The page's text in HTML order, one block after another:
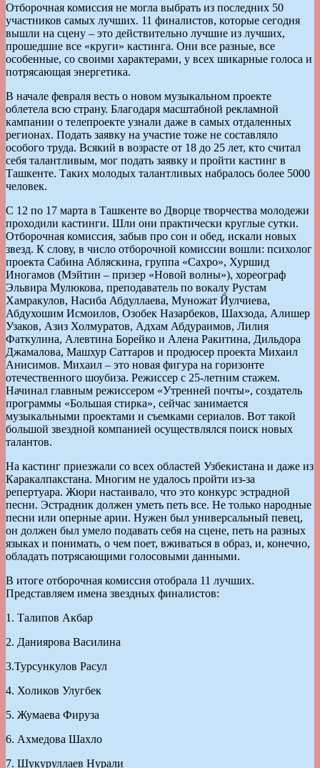
Отборочная комиссия не могла выбрать из последних 50
участников самых лучших. 11 финалистов, которые сегодня
вышли на сцену – это действительно лучшие из лучших,
прошедшие все «круги» кастинга. Они все разные, все
особенные, со своими характерами, у всех шикарные голоса и
потрясающая энергетика.
В начале февраля весть о новом музыкальном проекте
облетела всю страну. Благодаря масштабной рекламной
кампании о телепроекте узнали даже в самых отдаленных
регионах. Подать заявку на участие тоже не составляло
особого труда. Всякий в возрасте от 18 до 25 лет, кто считал
себя талантливым, мог подать заявку и пройти кастинг в
Ташкенте. Таких молодых талантливых набралось более 5000
человек.
С 12 по 17 марта в Ташкенте во Дворце творчества молодежи
проходили кастинги. Шли они практически круглые сутки.
Отборочная комиссия, забыв про сон и обед, искали новых
звезд. К слову, в число отборочной комиссии вошли: психолог
проекта Сабина Абляскина, группа «Сахро», Хуршид
Иногамов (Мэйтин – призер «Новой волны»), хореограф
Эльвира Мулюкова, преподаватель по вокалу Рустам
Хамракулов, Насиба Абдуллаева, Муножат Йулчиева,
Абдухошим Исмоилов, Озобек Назарбеков, Шахзода, Алишер
Узаков, Азиз Холмуратов, Адхам Абдураимов, Лилия
Фаткулина, Алевтина Борейко и Алена Ракитина, Дильдора
Джамалова, Машхур Саттаров и продюсер проекта Михаил
Анисимов. Михаил – это новая фигура на горизонте
отечественного шоубиза. Режиссер с 25-летним стажем.
Начинал главным режиссером «Утренней почты», создатель
программы «Большая стирка», сейчас занимается
музыкальными проектами и съемками сериалов. Вот такой
большой звездной компанией осуществлялся поиск новых
талантов.
На кастинг приезжали со всех областей Узбекистана и даже из
Каракалпакстана. Многим не удалось пройти из-за
репертуара. Жюри настаивало, что это конкурс эстрадной
песни. Эстрадник должен уметь петь все. Не только народные
песни или оперные арии. Нужен был универсальный певец,
он должен был умело подавать себя на сцене, петь на разных
языках и понимать, о чем поет, вживаться в образ, и, конечно,
обладать потрясающими голосовыми данными.
В итоге отборочная комиссия отобрала 11 лучших.
Представляем имена звездных финалистов:
1. Талипов Акбар
2. Даниярова Василина
3.Турсункулов Расул
4. Холиков Улугбек
5. Жумаева Фируза
6. Ахмедова Шахло
7. Шукуруллаев Нурали